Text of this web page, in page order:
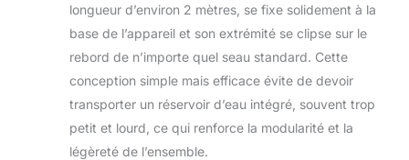
longueur d’environ 2 mètres, se fixe solidement à la
base de l’appareil et son extrémité se clipse sur le
rebord de n’importe quel seau standard. Cette
conception simple mais efficace évite de devoir
transporter un réservoir d’eau intégré, souvent trop
petit et lourd, ce qui renforce la modularité et la
légèreté de l’ensemble.